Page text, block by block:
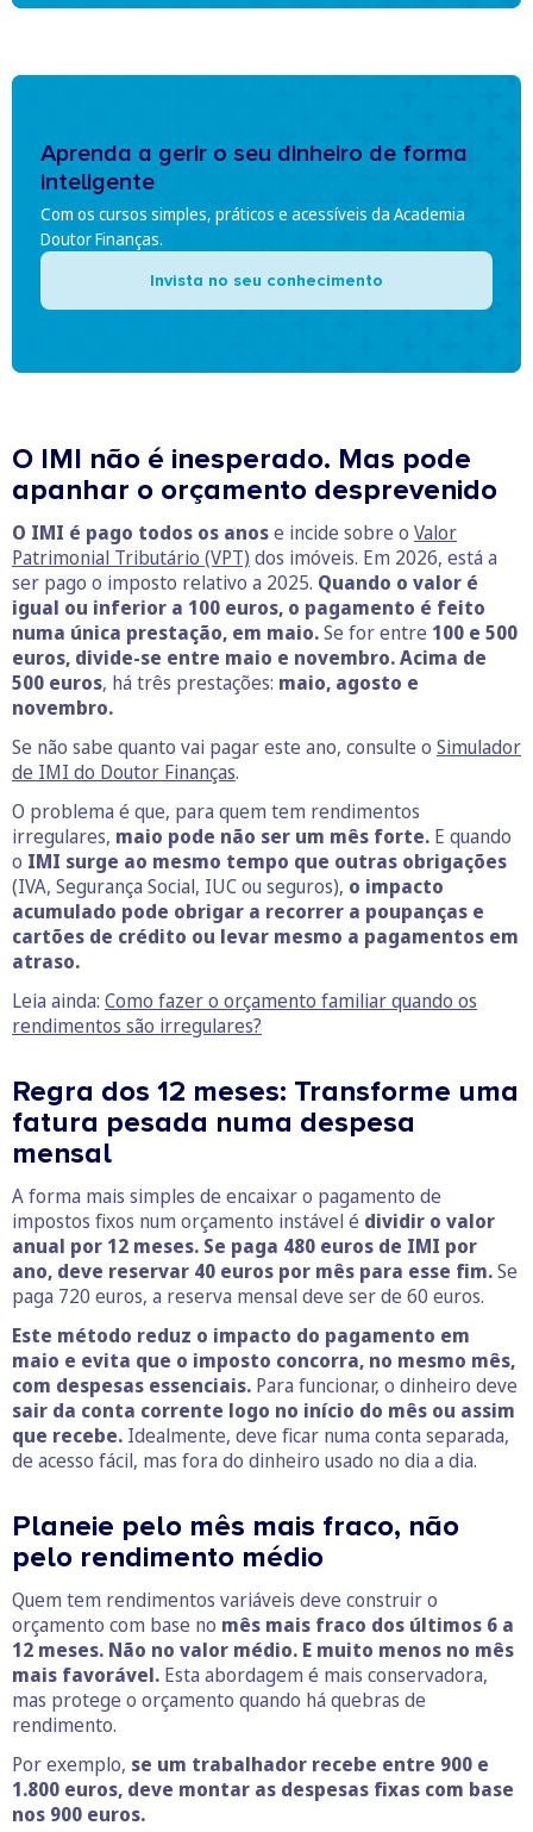
Aprenda a gerir o seu dinheiro de forma
inteligente
Com os cursos simples, práticos e acessíveis da Academia
Doutor Finanças.
Invista no seu conhecimento
O IMI não é inesperado. Mas pode
apanhar o orçamento desprevenido
O IMI é pago todos os anose incide sobre o Valor
Patrimonial Tributário (VPT) dos imóveis. Em 2026, está a
ser pago o imposto relativo a 2025. Quando o valor é
igual ou inferior a 100 euros, o pagamento é feito
numa única prestação, em maio.Se for entre 100 e 500
euros, divide-se entre maio e novembro.Acima de
500 euros, há três prestações: maio, agosto e
novembro.
Se não sabe quanto vai pagar este ano, consulte o Simulador
de IMI do Doutor Finanças.
O problema é que, para quem tem rendimentos
irregulares, maio pode não ser um mês forte. E quando
o IMI surge ao mesmo tempo que outras obrigações
(IVA, Segurança Social, IUC ou seguros), o impacto
acumulado pode obrigar a recorrer a poupanças e
cartões de crédito ou levar mesmo a pagamentos em
atraso.
Leia ainda: Como fazer o orçamento familiar quando os
rendimentos são irregulares?
Regra dos 12 meses: Transforme uma
fatura pesada numa despesa
mensal
A forma mais simples de encaixar o pagamento de
impostos fixos num orçamento instável é dividir o valor
anual por 12 meses. Se paga 480 euros de IMI por
ano, deve reservar 40 euros por mês para esse fim.Se
paga 720 euros, a reserva mensal deve ser de 60 euros.
Este método reduz o impacto do pagamento em
maio e evita que o imposto concorra, no mesmo mês,
com despesas essenciais. Para funcionar, o dinheiro deve
sair da conta corrente logo no início do mês ou assim
que recebe. Idealmente, deve ficar numa conta separada,
de acesso fácil, mas fora do dinheiro usado no dia a dia.
Planeie pelo mês mais fraco, não
pelo rendimento médio
Quem tem rendimentos variáveis deve construir o
orçamento com base no mês mais fraco dos últimos 6 a
12 meses. Não no valor médio. E muito menos no mês
mais favorável. Esta abordagem é mais conservadora,
mas protege o orçamento quando há quebras de
rendimento.
Por exemplo, se um trabalhador recebe entre 900 e
1.800 euros, deve montar as despesas fixas com base
nos 900 euros.